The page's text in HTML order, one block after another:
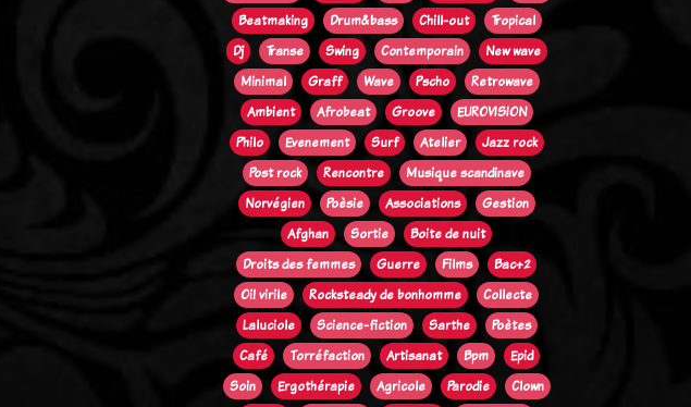
Beatmaking
Drum&bass Chill-out
Tropical
Dj
Transe Swing Contemporain
New wave
Minimal
Graff Wave Pscho
Retrowave
Ambient
Afrobeat Groove
EUROVISION
Philo
Evenement Surf Atelier
Jazz rock
Post rock
Rencontre
Musique scandinave
Norvégien
Poèsie Associations
Gestion
Afghan
Sortie
Boite de nuit
Droits des femmes
Guerre Films
Bac+2
Oi! virile
Rocksteady de bonhomme
Collecte
Laluciole
Science-fiction Sarthe
Poètes
Café
Torréfaction Artisanat Bpm
Epid
Soin
Ergothérapie Agricole Parodie
Clown